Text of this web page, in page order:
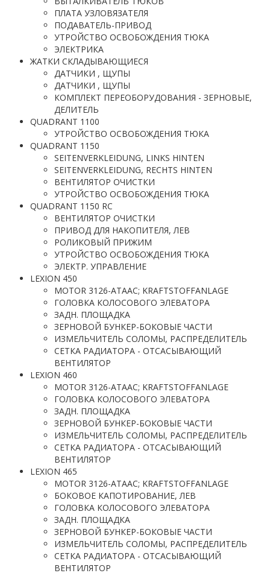
ПЛАТА УЗЛОВЯЗАТЕЛЯ
ПОДАВАТЕЛЬ-ПРИВОД
УТРОЙСТВО ОСВОБОЖДЕНИЯ ТЮКА
ЭЛЕКТРИКА
ЖАТКИ СКЛАДЫВАЮЩИЕСЯ
ДАТЧИКИ , ЩУПЫ
ДАТЧИКИ , ЩУПЫ
КОМПЛЕКТ ПЕРЕОБОРУДОВАНИЯ - ЗЕРНОВЫЕ,
ДЕЛИТЕЛЬ
QUADRANT 1100
УТРОЙСТВО ОСВОБОЖДЕНИЯ ТЮКА
QUADRANT 1150
SEITENVERKLEIDUNG, LINKS HINTEN
SEITENVERKLEIDUNG, RECHTS HINTEN
ВЕНТИЛЯТОР ОЧИСТКИ
УТРОЙСТВО ОСВОБОЖДЕНИЯ ТЮКА
QUADRANT 1150 RC
ВЕНТИЛЯТОР ОЧИСТКИ
ПРИВОД ДЛЯ НАКОПИТЕЛЯ, ЛЕВ
РОЛИКОВЫЙ ПРИЖИМ
УТРОЙСТВО ОСВОБОЖДЕНИЯ ТЮКА
ЭЛЕКТР. УПРАВЛЕНИЕ
LEXION 450
MOTOR 3126-ATAAC; KRAFTSTOFFANLAGE
ГОЛОВКА КОЛОСОВОГО ЭЛЕВАТОРА
ЗАДН. ПЛОЩАДКА
ЗЕРНОВОЙ БУНКЕР-БОКОВЫЕ ЧАСТИ
ИЗМЕЛЬЧИТЕЛЬ СОЛОМЫ, РАСПРЕДЕЛИТЕЛЬ
СЕТКА РАДИАТОРА - ОТСАСЫВАЮЩИЙ
ВЕНТИЛЯТОР
LEXION 460
MOTOR 3126-ATAAC; KRAFTSTOFFANLAGE
ГОЛОВКА КОЛОСОВОГО ЭЛЕВАТОРА
ЗАДН. ПЛОЩАДКА
ЗЕРНОВОЙ БУНКЕР-БОКОВЫЕ ЧАСТИ
ИЗМЕЛЬЧИТЕЛЬ СОЛОМЫ, РАСПРЕДЕЛИТЕЛЬ
СЕТКА РАДИАТОРА - ОТСАСЫВАЮЩИЙ
ВЕНТИЛЯТОР
LEXION 465
MOTOR 3126-ATAAC; KRAFTSTOFFANLAGE
БОКОВОЕ КАПОТИРОВАНИЕ, ЛЕВ
ГОЛОВКА КОЛОСОВОГО ЭЛЕВАТОРА
ЗАДН. ПЛОЩАДКА
ЗЕРНОВОЙ БУНКЕР-БОКОВЫЕ ЧАСТИ
ИЗМЕЛЬЧИТЕЛЬ СОЛОМЫ, РАСПРЕДЕЛИТЕЛЬ
СЕТКА РАДИАТОРА - ОТСАСЫВАЮЩИЙ
ВЕНТИЛЯТОР